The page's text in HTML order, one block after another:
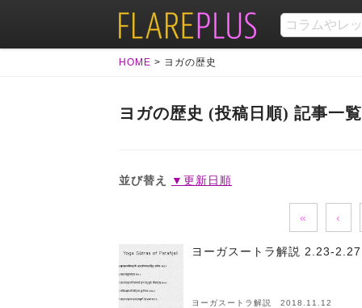
HOME > ヨガの歴史
ヨガの歴史 (投稿日順) 記事一覧
並び替え ▼更新日順
« ‹
ヨーガスートラ解説 2.23-
ヨーガスートラ解説 2018.11.12